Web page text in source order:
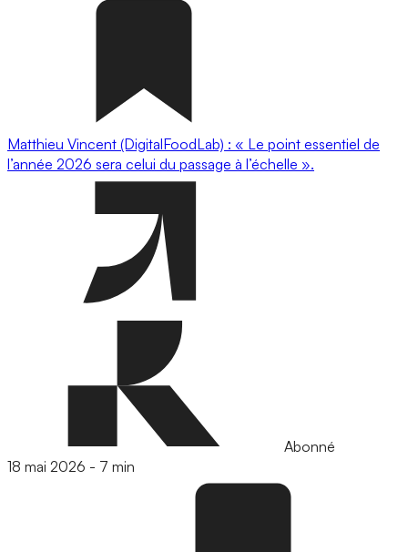
Matthieu Vincent (DigitalFoodLab) : « Le point essentiel de
l’année 2026 sera celui du passage à l’échelle ».
Abonné
18 mai 2026 - 7 min